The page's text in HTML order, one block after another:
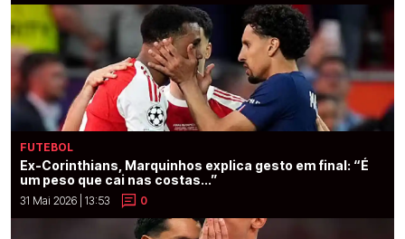
FUTEBOL
Ex-Corinthians, Marquinhos explica gesto em final: “É
um peso que cai nas costas...”
31 Mai 2026 | 13:53 0